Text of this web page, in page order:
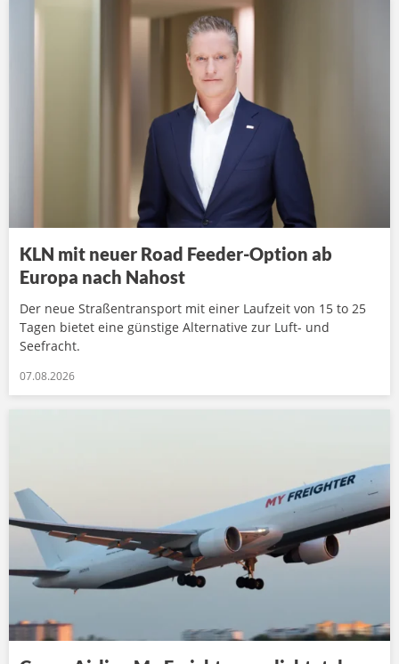
KLN mit neuer Road Feeder-Option ab
Europa nach Nahost
Der neue Straßentransport mit einer Laufzeit von 15 to 25
Tagen bietet eine günstige Alternative zur Luft- und
Seefracht.
07.08.2026